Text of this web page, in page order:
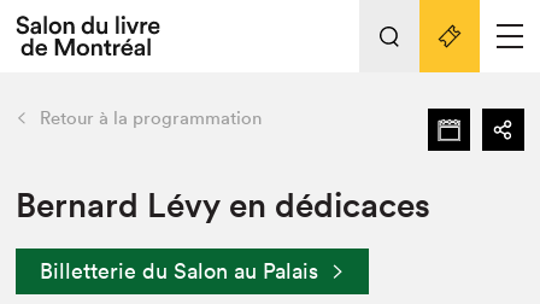
Tout sur l'édition 2022
Actualités
Vidéos et Balados
retour Nos activités
Édition 2022
Liens pratiques
Retour à la programmation
Bernard Lévy en dédicaces
Billetterie du Salon au Palais